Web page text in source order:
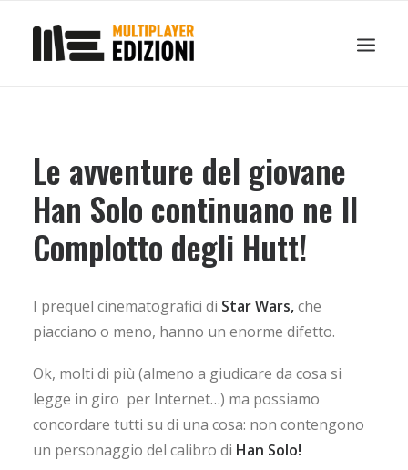
IN EVIDENZA
NEWS
CONTATTI
CHI SIAMO
DOWNLOAD
Le avventure del giovane
Han Solo continuano ne Il
Complotto degli Hutt!
I prequel cinematografici di Star Wars,che
piacciano o meno, hanno un enorme difetto.
Ok, molti di più (almeno a giudicare da cosa si
legge in giro per Internet…) ma possiamo
concordare tutti su di una cosa: non contengono
un personaggio del calibro di Han Solo!